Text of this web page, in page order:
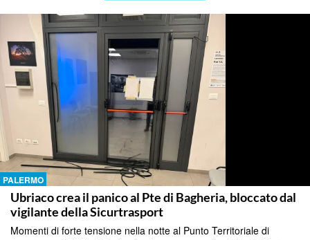
PALERMO
Ubriaco crea il panico al Pte di Bagheria, bloccato dal
vigilante della Sicurtrasport
Momenti di forte tensione nella notte al Punto Territoriale di